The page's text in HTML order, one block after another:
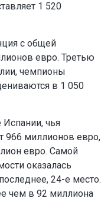
1 520
с общей
евро. Третью
чемпионы
в 1 050
чья
966 миллионов евро,
евро. Самой
оказалась
24-е место.
чем в 92 миллиона